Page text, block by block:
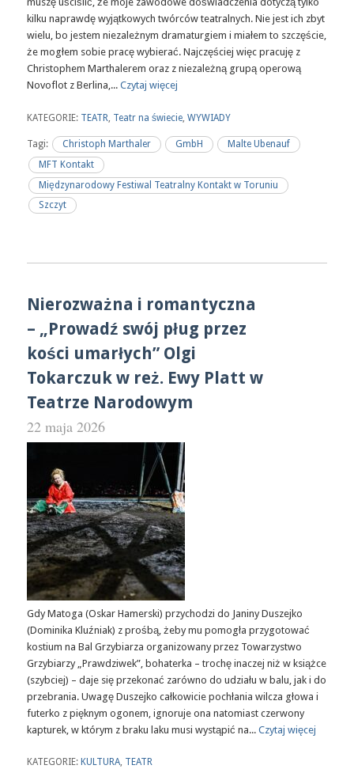
kilku naprawdę wyjątkowych twórców teatralnych. Nie jest ich zbyt
wielu, bo jestem niezależnym dramaturgiem i miałem to szczęście,
że mogłem sobie pracę wybierać. Najczęściej więc pracuję z
Christophem Marthalerem oraz z niezależną grupą operową
Novoflot z Berlina,... Czytaj więcej
KATEGORIE: TEATR Teatr na świecie, WYWIADY
Tagi: Christoph Marthaler GmbH
Malte Ubenauf
MFT Kontakt
Międzynarodowy Festiwal Teatralny Kontakt w Toruniu
Szczyt
Nierozważna i romantyczna
– „Prowadź swój pług przez
kości umarłych” Olgi
Tokarczuk w reż. Ewy Platt w
Teatrze Narodowym
22 maja 2026
Gdy Matoga (Oskar Hamerski) przychodzi do Janiny Duszejko
(Dominika Kluźniak) z prośbą, żeby mu pomogła przygotować
kostium na Bal Grzybiarza organizowany przez Towarzystwo
Grzybiarzy „Prawdziwek”, bohaterka – trochę inaczej niż w książce
(szybciej) – daje się przekonać zarówno do udziału w balu, jak i do
przebrania. Uwagę Duszejko całkowicie pochłania wilcza głowa i
futerko z pięknym ogonem, ignoruje ona natomiast czerwony
kapturek, w którym z braku laku musi wystąpić na... Czytaj więcej
KATEGORIE: KULTURA, TEATR